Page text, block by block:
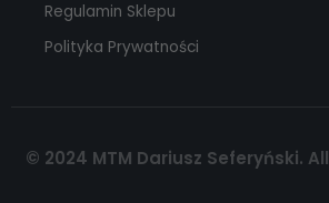
Regulamin Sklepu
Polityka Prywatności
© 2024 MTM Dariusz Seferyński.